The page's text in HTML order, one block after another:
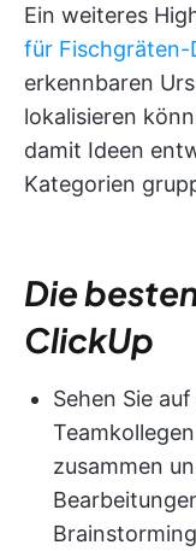
Ein weiteres
für Fischgräten-
erkennbaren
lokalisieren
damit Ideen
Kategorien
Die
ClickUp
Sehen Sie
zusammen